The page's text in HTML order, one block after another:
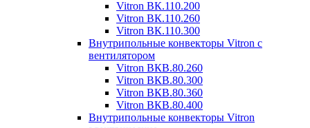
Vitron ВК.110.200
Vitron ВК.110.260
Vitron ВК.110.300
Внутрипольные конвекторы Vitron с
вентилятором
Vitron ВКВ.80.260
Vitron ВКВ.80.300
Vitron ВКВ.80.360
Vitron ВКВ.80.400
Внутрипольные конвекторы Vitron